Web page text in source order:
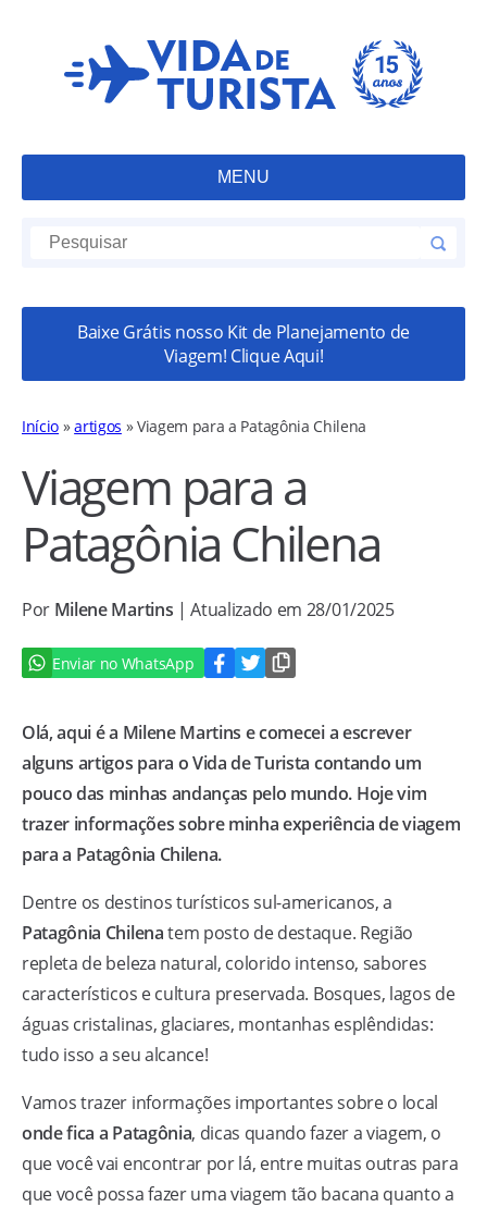
MENU
Baixe Grátis nosso Kit de Planejamento de
Viagem! Clique Aqui!
Início »artigos »Viagem para a Patagônia Chilena
Viagem para a
Patagônia Chilena
Por Milene Martins | Atualizado em 28/01/2025
Enviar no WhatsApp
Olá, aqui é a Milene Martins e comecei a escrever
alguns artigos para o Vida de Turista contando um
pouco das minhas andanças pelo mundo. Hoje vim
trazer informações sobre minha experiência de viagem
para a Patagônia Chilena.
Dentre os destinos turísticos sul-americanos, a
Patagônia Chilenatem posto de destaque. Região
repleta de beleza natural, colorido intenso, sabores
característicos e cultura preservada. Bosques, lagos de
águas cristalinas, glaciares, montanhas esplêndidas:
tudo isso a seu alcance!
Vamos trazer informações importantes sobre o local
onde fica a Patagônia, dicas quando fazer a viagem, o
que você vai encontrar por lá, entre muitas outras para
que você possa fazer uma viagem tão bacana quanto a